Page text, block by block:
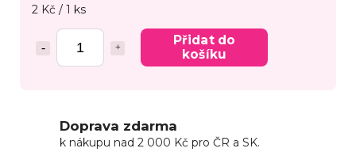
2 Kč / 1 ks
Přidat do
košíku
Doprava zdarma
k nákupu nad 2 000 Kč pro ČR a SK.